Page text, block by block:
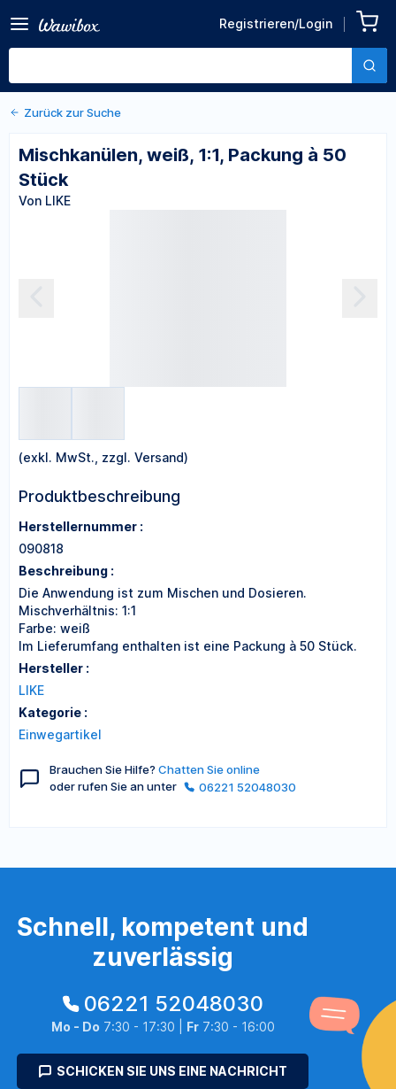
Registrieren/Login
Packung à 50 Stück
Von LIKE
Zurück zu den Produktdetails
Zurück zur Suche
Mischkanülen, weiß, 1:1, Packung à 50
Stück
Von LIKE
(exkl. MwSt., zzgl. Versand)
Produktbeschreibung
Herstellernummer :
090818
Beschreibung :
Die Anwendung ist zum Mischen und Dosieren.
Mischverhältnis: 1:1
Farbe: weiß
Im Lieferumfang enthalten ist eine Packung à 50 Stück.
Hersteller :
LIKE
Kategorie :
Einwegartikel
Brauchen Sie Hilfe? Chatten Sie online
oder rufen Sie an unter
06221 52048030
Schnell, kompetent und
zuverlässig
06221 52048030
Mo - Do 7:30 - 17:30 | Fr7:30 - 16:00
SCHICKEN SIE UNS EINE NACHRICHT